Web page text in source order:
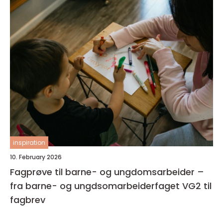
inspiration
10. February 2026
Fagprøve til barne- og ungdomsarbeider –
fra barne- og ungdsomarbeiderfaget VG2 til
fagbrev